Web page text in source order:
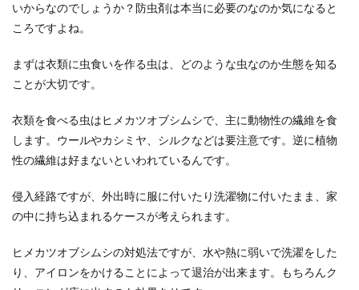
ことはありませんか？発想力が豊かで次々とアイ
力士の方は皆さん大きい、体格がいいというイメ
ージが定番ですがその体についているのは脂肪と
飼い猫が危険だらけの外の世界へ脱
走！その理由や防止策について
いからなのでしょうか？防虫剤は本当に必要のなのか気になると
ころですよね。
まずは衣類に虫食いを作る虫は、どのような虫なのか生態を知る
ことが大切です。
衣類を食べる虫はヒメカツオブシムシで、主に動物性の繊維を食
します。ウールやカシミヤ、シルクなどは要注意です。逆に植物
性の繊維は好まないといわれているんです。
侵入経路ですが、外出時に服に付いたり洗濯物に付いたまま、家
の中に持ち込まれるケースが考えられます。
ヒメカツオブシムシの対処法ですが、水や熱に弱いで洗濯をした
り、アイロンをかけることによって退治が出来ます。もちろんク